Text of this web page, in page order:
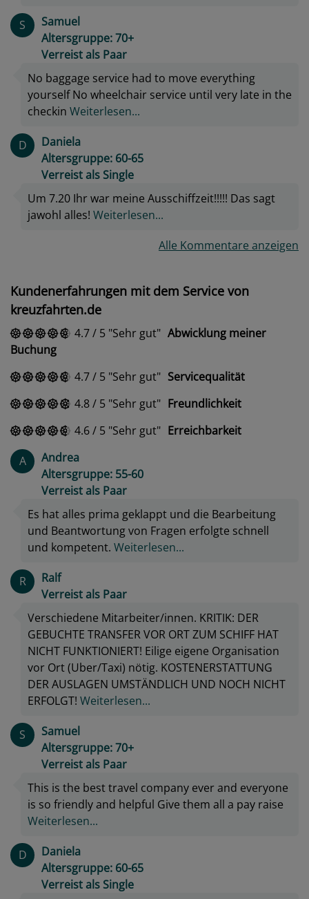
S
Samuel
Altersgruppe: 70+
Verreist als Paar
No baggage service had to move everything
yourself No wheelchair service until very late in the
checkin Weiterlesen...
D
Daniela
Altersgruppe: 60-65
Verreist als Single
Um 7.20 Ihr war meine Ausschiffzeit!!!!! Das sagt
jawohl alles! Weiterlesen...
Alle Kommentare anzeigen
Kundenerfahrungen mit dem Service von
kreuzfahrten.de
4.7/ 5 Sehr gut
Abwicklung meiner
Buchung
4.7/ 5 Sehr gut
Servicequalität
4.8/ 5 Sehr gut
Freundlichkeit
4.6/ 5 Sehr gut
Erreichbarkeit
A
Andrea
Altersgruppe: 55-60
Verreist als Paar
Es hat alles prima geklappt und die Bearbeitung
und Beantwortung von Fragen erfolgte schnell
und kompetent. Weiterlesen...
R
Ralf
Verreist als Paar
Verschiedene Mitarbeiter/innen. KRITIK: DER
GEBUCHTE TRANSFER VOR ORT ZUM SCHIFF HAT
NICHT FUNKTIONIERT! Eilige eigene Organisation
vor Ort (Uber/Taxi) nötig. KOSTENERSTATTUNG
DER AUSLAGEN UMSTÄNDLICH UND NOCH NICHT
ERFOLGT! Weiterlesen...
S
Samuel
Altersgruppe: 70+
Verreist als Paar
This is the best travel company ever and everyone
is so friendly and helpful Give them all a pay raise
Weiterlesen...
D
Daniela
Altersgruppe: 60-65
Verreist als Single